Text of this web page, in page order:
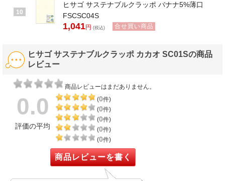
10
ヒサゴ サステナブルクラッポ バナナ5%薄口
FSCSC04S
1,041円 (税込) 合せ買い商品
ヒサゴ サステナブルクラッポ カカオ SC01Sの商品
レビュー
商品レビューはまだありません。
0.0
評価の平均
(0件)
(0件)
(0件)
(0件)
(0件)
商品レビューを書く